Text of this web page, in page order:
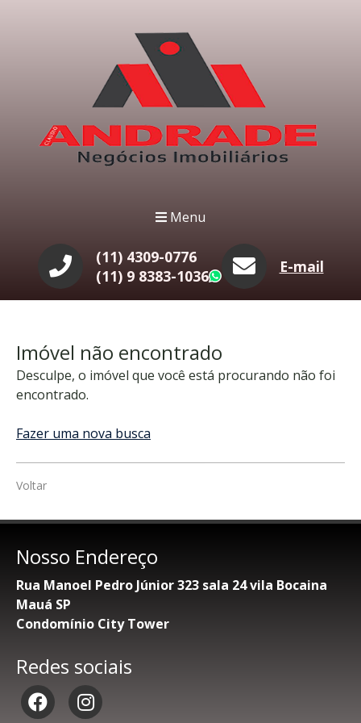
Menu
(11) 4309-0776
(11) 9 8383-1036
WhatsApp
E-mail
Imóvel não encontrado
Desculpe, o imóvel que você está procurando não foi
encontrado.
Fazer uma nova busca
Voltar
Nosso Endereço
Rua Manoel Pedro Júnior 323 sala 24 vila Bocaina
Mauá SP
Condomínio City Tower
Redes sociais